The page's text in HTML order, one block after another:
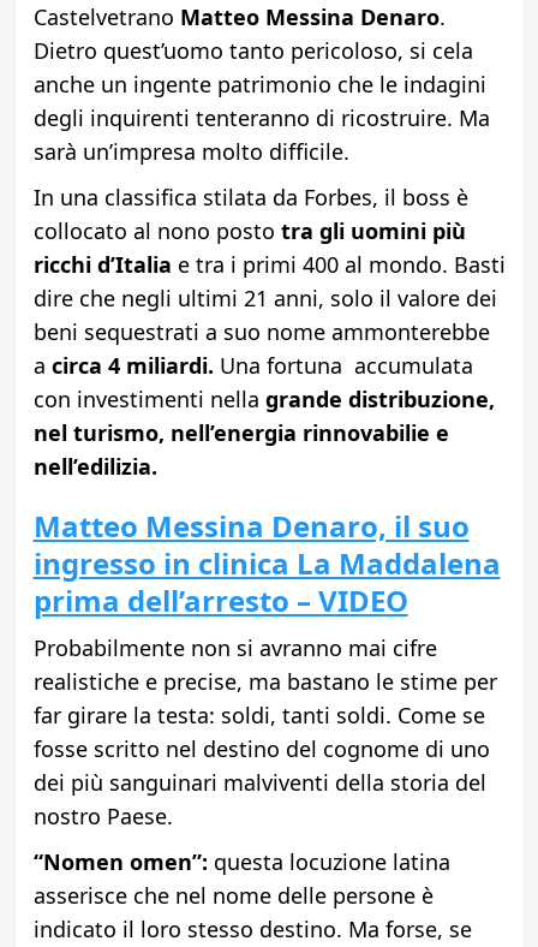
Castelvetrano Matteo Messina Denaro.
Dietro quest’uomo tanto pericoloso, si cela
anche un ingente patrimonio che le indagini
degli inquirenti tenteranno di ricostruire. Ma
sarà un’impresa molto difficile.
In una classifica stilata da Forbes, il boss è
collocato al nono posto tra gli uomini più
ricchi d’Italia e tra i primi 400 al mondo. Basti
dire che negli ultimi 21 anni, solo il valore dei
beni sequestrati a suo nome ammonterebbe
a circa 4 miliardi. Una fortuna accumulata
con investimenti nella grande distribuzione,
nel turismo, nell’energia rinnovabilie e
nell’edilizia.
Matteo Messina Denaro, il suo
ingresso in clinica La Maddalena
prima dell’arresto – VIDEO
Probabilmente non si avranno mai cifre
realistiche e precise, ma bastano le stime per
far girare la testa: soldi, tanti soldi. Come se
fosse scritto nel destino del cognome di uno
dei più sanguinari malviventi della storia del
nostro Paese.
“Nomen omen”: questa locuzione latina
asserisce che nel nome delle persone è
indicato il loro stesso destino. Ma forse, se